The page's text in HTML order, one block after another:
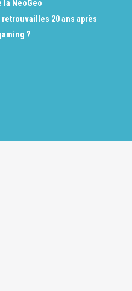
la NeoGeo
20 ans après
?